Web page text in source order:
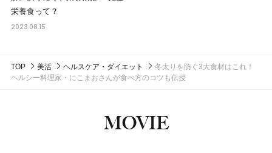
栄養食って？
2023.08.15
TOP 美活 ヘルスケア・ダイエット
冬太りを防ぐ3大食材はこれ！
ヘルシー料理家・にこまおさんが食べ方のコツも伝授
MOVIE